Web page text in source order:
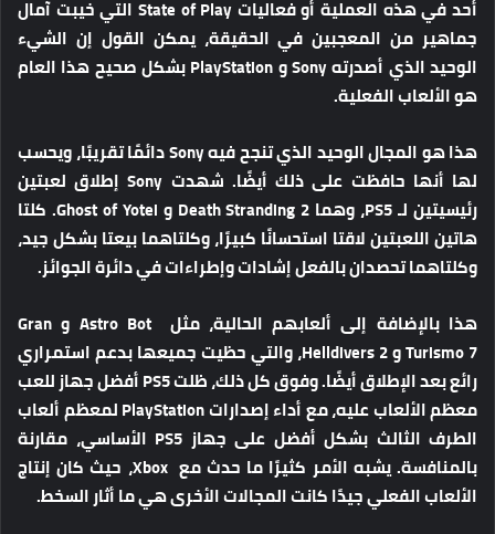
أحد في هذه العملية أو فعاليات State of Play التي خيبت آمال
جماهير من المعجبين في الحقيقة، يمكن القول إن الشيء
الوحيد الذي أصدرته Sony و PlayStation بشكل صحيح هذا العام
هو الألعاب الفعلية.
هذا هو المجال الوحيد الذي تنجح فيه Sony دائمًا تقريبًا، ويحسب
لها أنها حافظت على ذلك أيضًا. شهدت Sony إطلاق لعبتين
رئيسيتين لـ PS5، وهما Death Stranding 2 و Ghost of Yotei. كلتا
هاتين اللعبتين لاقتا استحسانًا كبيرًا، وكلتاهما بيعتا بشكل جيد،
وكلتاهما تحصدان بالفعل إشادات وإطراءات في دائرة الجوائز.
هذا بالإضافة إلى ألعابهم الحالية، مثل Astro Bot و Gran
Turismo 7 و Helldivers 2، والتي حظيت جميعها بدعم استمراري
رائع بعد الإطلاق أيضًا. وفوق كل ذلك، ظلت PS5 أفضل جهاز للعب
معظم الألعاب عليه، مع أداء إصدارات PlayStation لمعظم ألعاب
الطرف الثالث بشكل أفضل على جهاز PS5 الأساسي، مقارنة
بالمنافسة. يشبه الأمر كثيرًا ما حدث مع Xbox، حيث كان إنتاج
الألعاب الفعلي جيدًا كانت المجالات الأخرى هي ما أثار السخط.